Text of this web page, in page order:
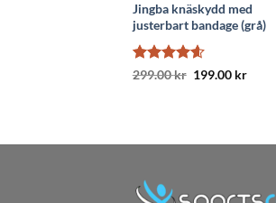
Jingba knäskydd med
justerbart bandage (grå)
Betygsatt
299.00kr Det
199.00 krDet